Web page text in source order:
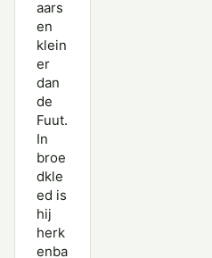
aars
en
klein
er
dan
de
Fuut.
In
broe
dkle
ed is
hij
herk
enba